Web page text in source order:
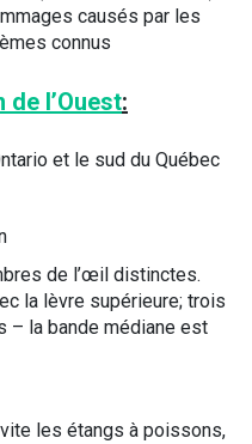
causés par les
connus
l’Ouest:
et le sud du Québec
de l’œil distinctes.
la lèvre supérieure; trois
– la bande médiane est
les étangs à poissons,